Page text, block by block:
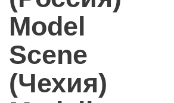
Model
Scene
(Чехия)